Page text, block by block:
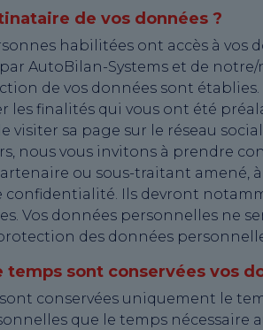
de vos données ?
habilitées ont accès à vos
AutoBilan-Systems et de
de vos données sont
les finalités qui vous ont été
visiter sa page sur le réseau
nous vous invitons à prendre
ou sous-traitant amené,
Ils devront
Vos données personnelles ne
des données
temps sont conservées vos
conservées uniquement le
que le temps nécessaire